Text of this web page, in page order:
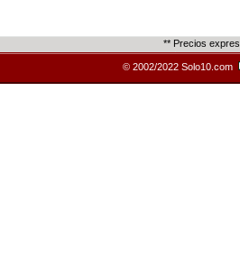
** Precios
© 2002/2022 Solo10.com